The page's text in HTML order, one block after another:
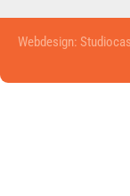
Webdesign: